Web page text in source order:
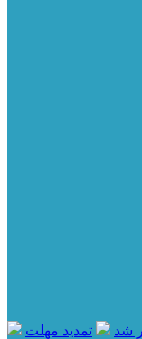
شد
تمدید مهلت